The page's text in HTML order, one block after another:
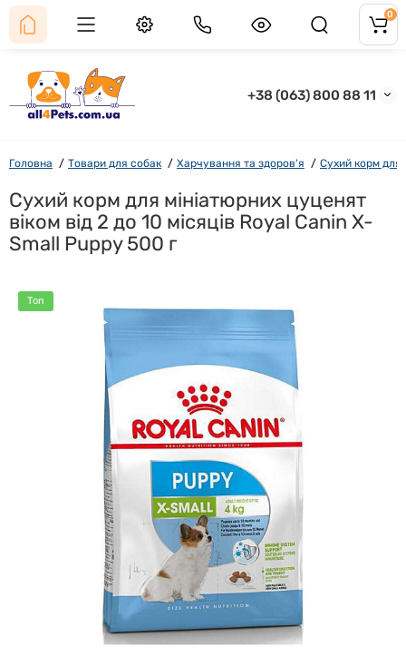
+38 (063) 800 88 11
0
Головна Товари для собак Харчування та здоров'я Сухий корм для
Сухий корм для мініатюрних цуценят
віком від 2 до 10 місяців Royal Canin X-
Small Puppy 500 г
Топ